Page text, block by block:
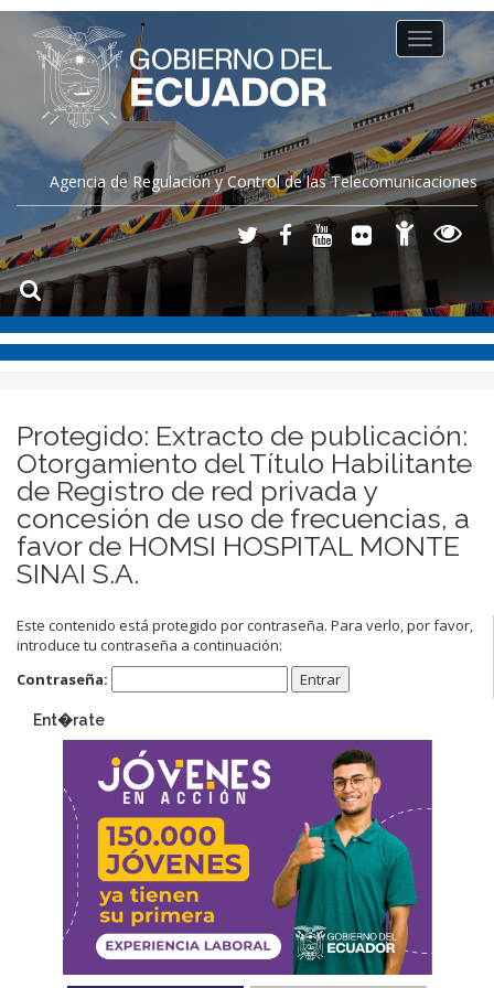
Agencia de Regulación y Control de las Telecomunicaciones
Toggle
navigation
Protegido: Extracto de publicación:
Otorgamiento del Título Habilitante
de Registro de red privada y
concesión de uso de frecuencias, a
favor de HOMSI HOSPITAL MONTE
SINAI S.A.
Este contenido está protegido por contraseña. Para verlo, por favor,
introduce tu contraseña a continuación:
Contraseña:
Ent�rate